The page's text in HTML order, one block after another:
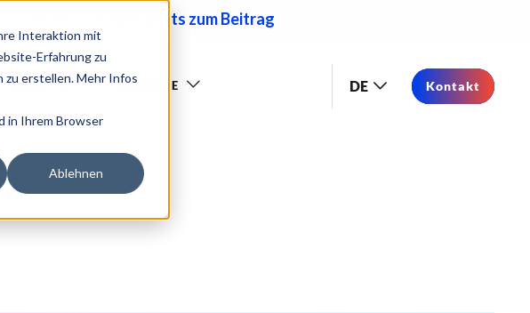
Interaktion mit
Erfahrung zu
zu erstellen. Mehr Infos
in Ihrem Browser
Ablehnen
Hier gehts zum Beitrag
INSIGHTS KARRIERE DE Kontakt